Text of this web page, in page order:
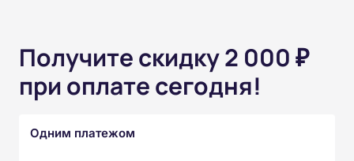
Получите скидку 2 000 ₽
при оплате сегодня!
Одним платежом